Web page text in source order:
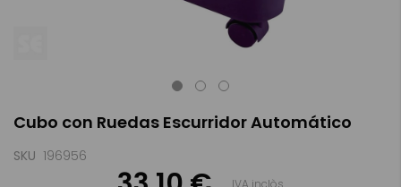
Cubo con Ruedas Escurridor Automático
SKU 196956
IVA inclòs
to
beginning